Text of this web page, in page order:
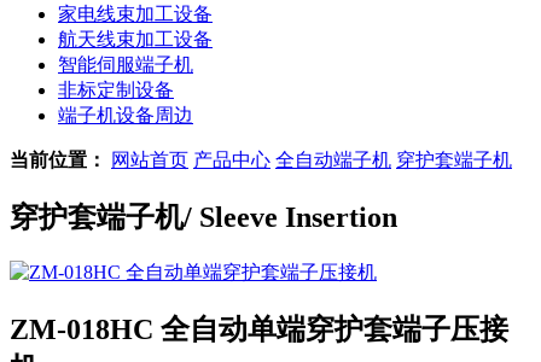
家电线束加工设备
航天线束加工设备
智能伺服端子机
非标定制设备
端子机设备周边
当前位置： 网站首页 产品中心 全自动端子机 穿护套端子机
穿护套端子机/ Sleeve Insertion
ZM-018HC 全自动单端穿护套端子压接